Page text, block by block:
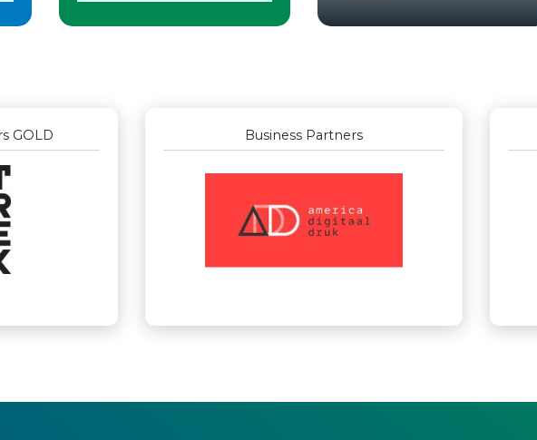
GOLD Business Partners